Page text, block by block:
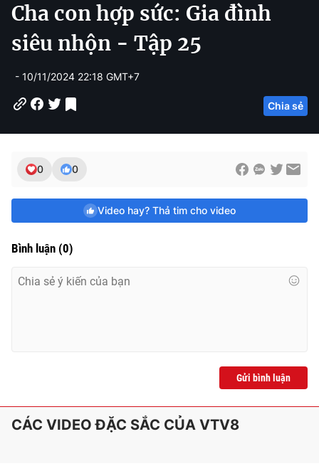
r
r
n
t
r
i
o
Cha con hợp sức: Gia đình
siêu nhộn - Tập 25
- 10/11/2024 22:18 GMT+7
Chia sẻ
0 0
Video hay? Thả tim cho video
Bình luận (0)
Gửi bình luận
CÁC VIDEO ĐẶC SẮC CỦA VTV8